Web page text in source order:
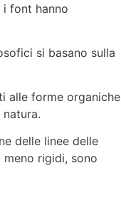
font hanno
si basano sulla
alle forme organiche
delle linee delle
rigidi, sono